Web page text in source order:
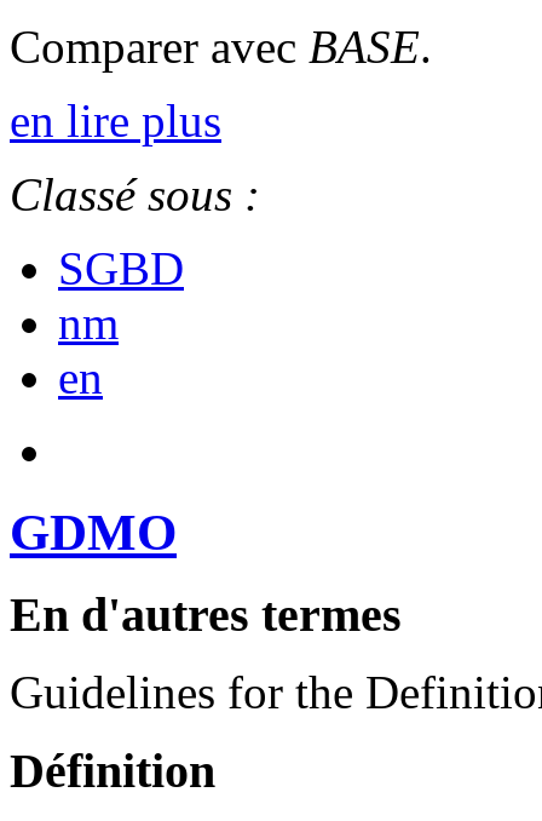
Comparer avec BASE.
en lire plus
Classé sous :
SGBD
nm
en
GDMO
En d'autres termes
Guidelines for the
Définition